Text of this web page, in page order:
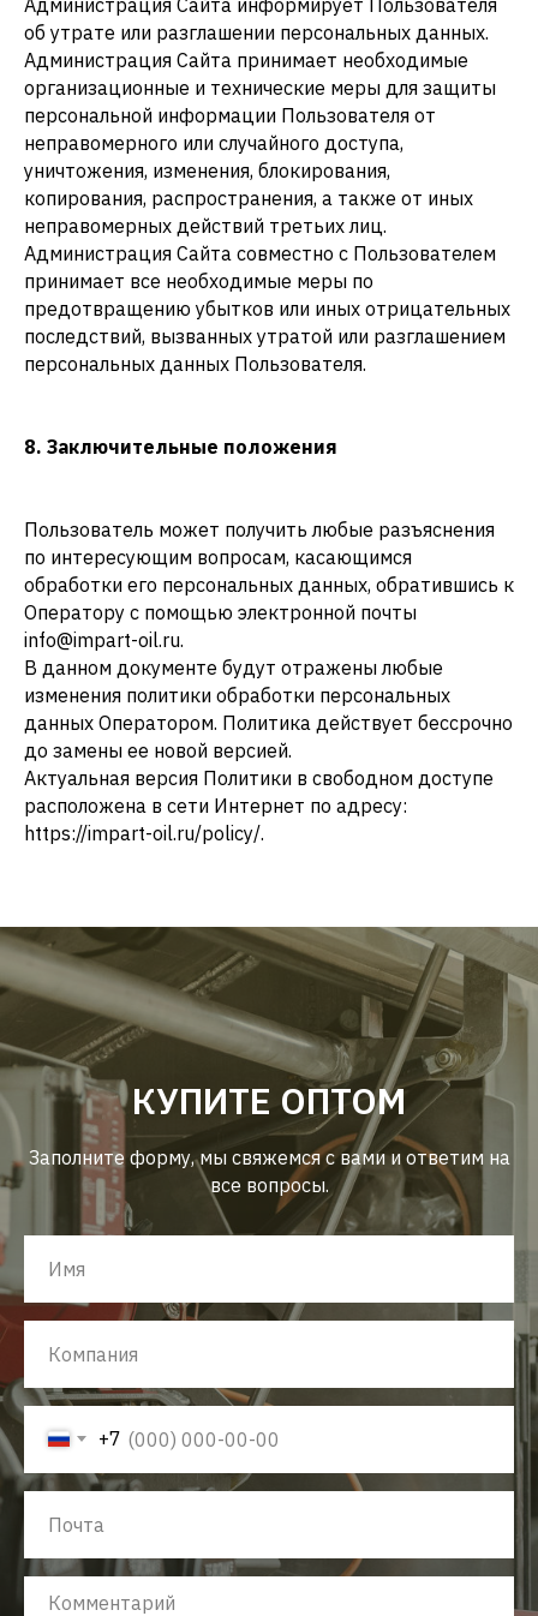
об утрате или разглашении персональных данных.
Администрация Сайта принимает необходимые
организационные и технические меры для защиты
персональной информации Пользователя от
неправомерного или случайного доступа,
уничтожения, изменения, блокирования,
копирования, распространения, а также от иных
неправомерных действий третьих лиц.
Администрация Сайта совместно с Пользователем
принимает все необходимые меры по
предотвращению убытков или иных отрицательных
последствий, вызванных утратой или разглашением
персональных данных Пользователя.
8. Заключительные положения
Пользователь может получить любые разъяснения
по интересующим вопросам, касающимся
обработки его персональных данных, обратившись к
Оператору с помощью электронной почты
info@impart-oil.ru.
В данном документе будут отражены любые
изменения политики обработки персональных
данных Оператором. Политика действует бессрочно
до замены ее новой версией.
Актуальная версия Политики в свободном доступе
расположена в сети Интернет по адресу:
https://impart-oil.ru/policy/.
КУПИТЕ ОПТОМ
Заполните форму, мы свяжемся с вами и ответим на
все вопросы.
+7